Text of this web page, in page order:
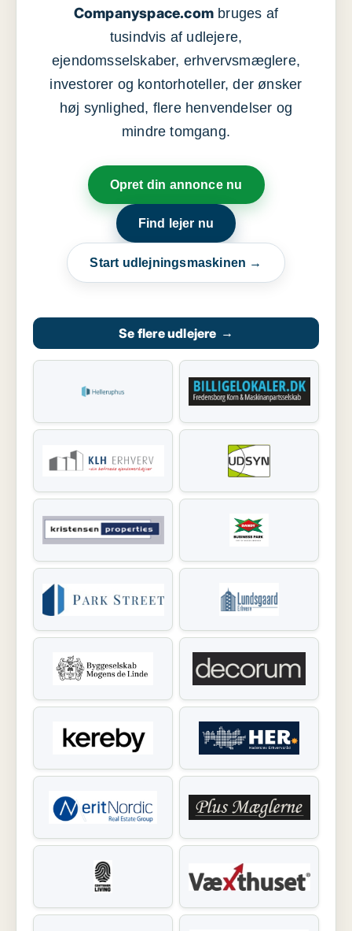
Companyspace.com bruges af
tusindvis af udlejere,
ejendomsselskaber, erhvervsmæglere,
investorer og kontorhoteller, der ønsker
høj synlighed, flere henvendelser og
mindre tomgang.
Opret din annonce nu
Find lejer nu
Start udlejningsmaskinen →
Se flere udlejere →